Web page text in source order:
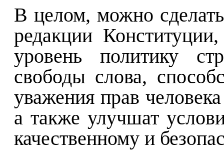
В целом, можно
редакции
уровень политику
свободы слова,
уважения прав
а также улучшат
качественному и